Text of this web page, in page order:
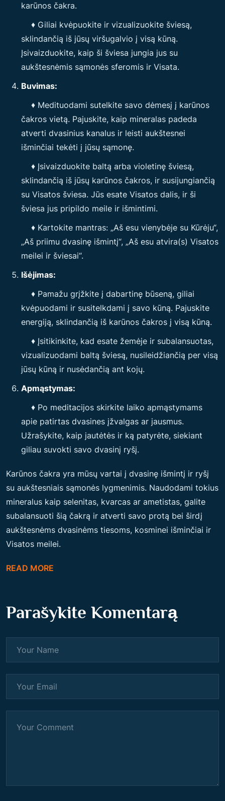
karūnos čakra.
♦ Giliai kvėpuokite ir vizualizuokite šviesą,
sklindančią iš jūsų viršugalvio į visą kūną.
Įsivaizduokite, kaip ši šviesa jungia jus su
aukštesnėmis sąmonės sferomis ir Visata.
Buvimas:
♦ Medituodami sutelkite savo dėmesį į karūnos
čakros vietą. Pajuskite, kaip mineralas padeda
atverti dvasinius kanalus ir leisti aukštesnei
išminčiai tekėti į jūsų sąmonę.
♦ Įsivaizduokite baltą arba violetinę šviesą,
sklindančią iš jūsų karūnos čakros, ir susijungiančią
su Visatos šviesa. Jūs esate Visatos dalis, ir ši
šviesa jus pripildo meile ir išmintimi.
♦ Kartokite mantras: „Aš esu vienybėje su Kūrėju“,
„Aš priimu dvasinę išmintį“, „Aš esu atvira(s) Visatos
meilei ir šviesai“.
Išėjimas:
♦ Pamažu grįžkite į dabartinę būseną, giliai
kvėpuodami ir susitelkdami į savo kūną. Pajuskite
energiją, sklindančią iš karūnos čakros į visą kūną.
♦ Įsitikinkite, kad esate žemėje ir subalansuotas,
vizualizuodami baltą šviesą, nusileidžiančią per visą
jūsų kūną ir nusėdančią ant kojų.
Apmąstymas:
♦ Po meditacijos skirkite laiko apmąstymams
apie patirtas dvasines įžvalgas ar jausmus.
Užrašykite, kaip jautėtės ir ką patyrėte, siekiant
giliau suvokti savo dvasinį ryšį.
Karūnos čakra yra mūsų vartai į dvasinę išmintį ir ryšį
su aukštesniais sąmonės lygmenimis. Naudodami tokius
mineralus kaip selenitas, kvarcas ar ametistas, galite
subalansuoti šią čakrą ir atverti savo protą bei širdį
aukštesnėms dvasinėms tiesoms, kosminei išminčiai ir
Visatos meilei.
READ MORE
Parašykite Komentarą